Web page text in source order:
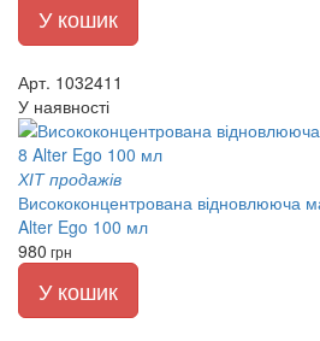
У кошик
Арт. 1032411
У наявності
ХІТ продажів
Висококонцентрована відновлююча
Alter Ego 100 мл
980 грн
У кошик